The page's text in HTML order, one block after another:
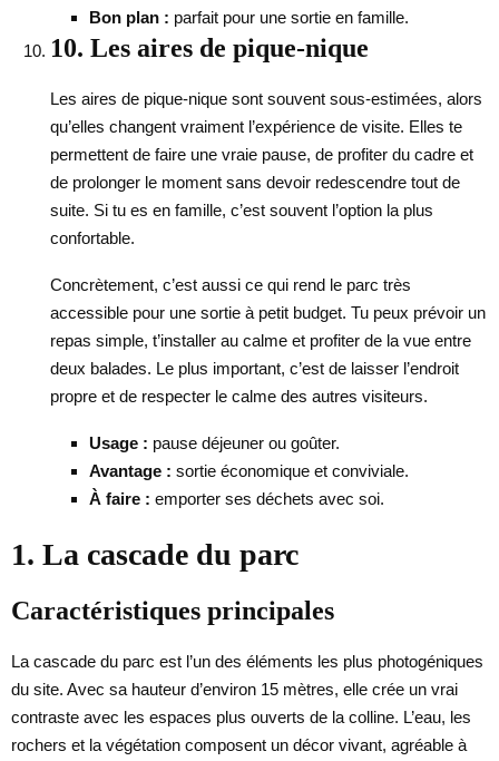
Bon plan : parfait pour une sortie en famille.
10. Les aires de pique-nique
Les aires de pique-nique sont souvent sous-estimées, alors
qu’elles changent vraiment l’expérience de visite. Elles te
permettent de faire une vraie pause, de profiter du cadre et
de prolonger le moment sans devoir redescendre tout de
suite. Si tu es en famille, c’est souvent l’option la plus
confortable.
Concrètement, c’est aussi ce qui rend le parc très
accessible pour une sortie à petit budget. Tu peux prévoir un
repas simple, t’installer au calme et profiter de la vue entre
deux balades. Le plus important, c’est de laisser l’endroit
propre et de respecter le calme des autres visiteurs.
Usage : pause déjeuner ou goûter.
Avantage : sortie économique et conviviale.
À faire : emporter ses déchets avec soi.
1. La cascade du parc
Caractéristiques principales
La cascade du parc est l’un des éléments les plus photogéniques
du site. Avec sa hauteur d’environ 15 mètres, elle crée un vrai
contraste avec les espaces plus ouverts de la colline. L’eau, les
rochers et la végétation composent un décor vivant, agréable à